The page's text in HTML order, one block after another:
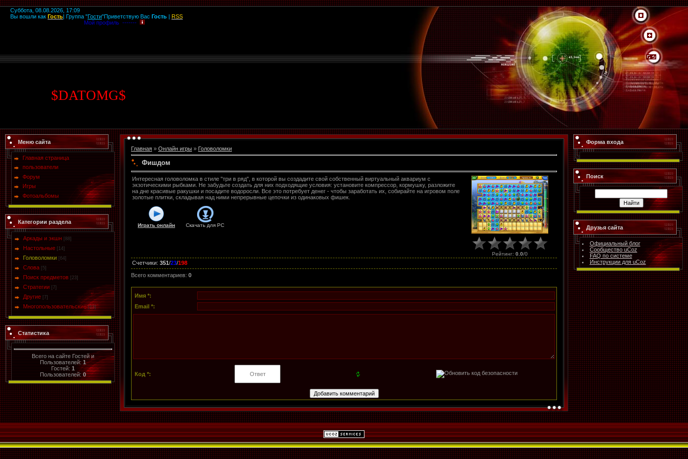
Суббота, 08.08.2026, 17:09
Вы вошли как Гость| Группа "Гости"Приветствую Вас Гость | RSS
Мой профиль -------
$DATOMG$
Меню сайта
Главная страница
пользователи
Форум
Игры
Фотоальбомы
Категории раздела
Аркады и экшн [88]
Настольные [14]
Головоломки [64]
Слова [5]
Поиск предметов [23]
Стратегии [7]
Другие [7]
Многопользовательские [13]
Статистика
Всего на сайте Гостей и
Пользователей:1
Гостей:1
Пользователей:0
Главная » Онлайн игры » Головоломки
Фишдом
Интересная головоломка в стиле "три в ряд", в которой вы создадите свой собственный виртуальный аквариум с
экзотическими рыбками. Не забудьте создать для них подходящие условия: установите компрессор, кормушку, разложите
на дне красивые ракушки и посадите водоросли. Все это потребует денег - чтобы заработать их, собирайте на игровом поле
золотые плитки, складывая над ними непрерывные цепочки из одинаковых фишек.
Играть онлайн Скачать для PC
Рейтинг: 0.0/0
Счетчики: 351 /23/198
Всего комментариев: 0
Имя *:
Email *:
Код *:
Форма входа
Поиск
Друзья сайта
Официальный блог
Сообщество uCoz
FAQ по системе
Инструкции для uCoz